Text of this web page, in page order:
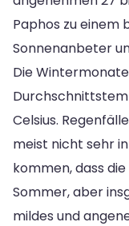
Paphos zu einem
Sonnenanbeter
Die
Celsius.
meist nicht sehr
kommen, dass
Sommer, aber
mildes und